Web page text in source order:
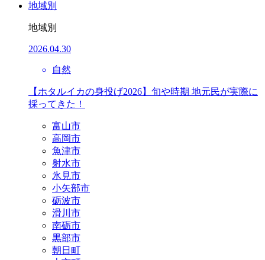
地域別
地域別
2026.04.30
自然
【ホタルイカの身投げ2026】旬や時期 地元民が実際に
採ってきた！
富山市
高岡市
魚津市
射水市
氷見市
小矢部市
砺波市
滑川市
南砺市
黒部市
朝日町